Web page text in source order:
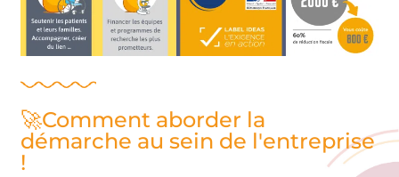
🚀Comment aborder la
démarche au sein de l'entreprise
!